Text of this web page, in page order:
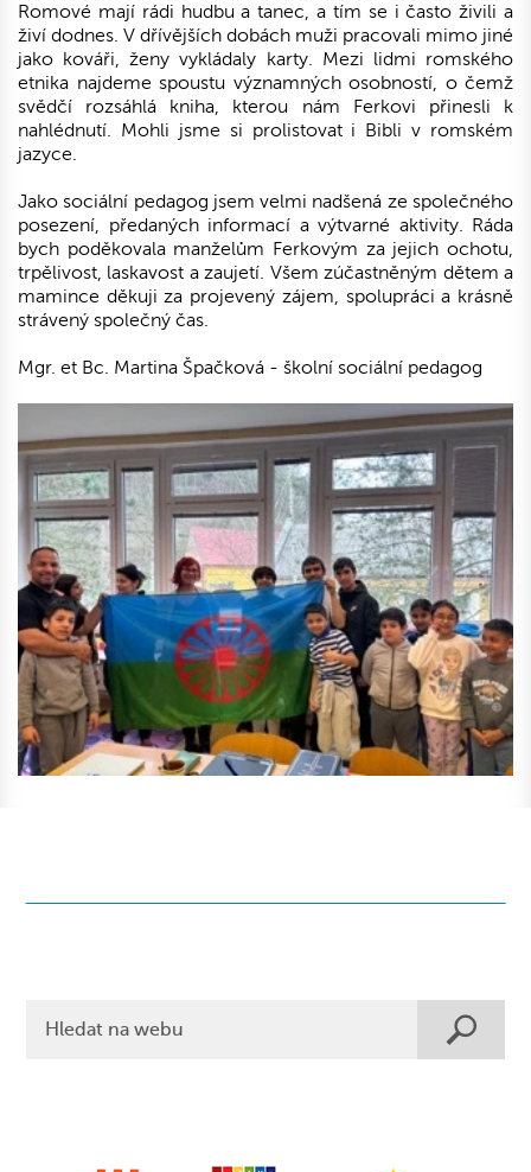
Romové mají rádi hudbu a tanec, a tím se i často živili a
živí dodnes. V dřívějších dobách muži pracovali mimo jiné
jako kováři, ženy vykládaly karty. Mezi lidmi romského
etnika najdeme spoustu významných osobností, o čemž
svědčí rozsáhlá kniha, kterou nám Ferkovi přinesli k
nahlédnutí. Mohli jsme si prolistovat i Bibli v romském
jazyce.
Jako sociální pedagog jsem velmi nadšená ze společného
posezení, předaných informací a výtvarné aktivity. Ráda
bych poděkovala manželům Ferkovým za jejich ochotu,
trpělivost, laskavost a zaujetí. Všem zúčastněným dětem a
mamince děkuji za projevený zájem, spolupráci a krásně
strávený společný čas.
Mgr. et Bc. Martina Špačková - školní sociální pedagog